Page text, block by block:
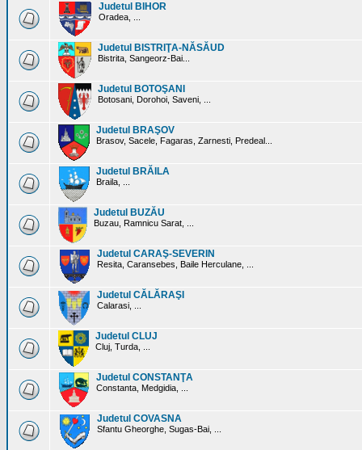
Judetul BIHOR
Oradea, ...
Judetul BISTRIŢA-NĂSĂUD
Bistrita, Sangeorz-Bai...
Judetul BOTOŞANI
Botosani, Dorohoi, Saveni, ...
Judetul BRAŞOV
Brasov, Sacele, Fagaras, Zarnesti, Predeal...
Judetul BRĂILA
Braila, ...
Judetul BUZĂU
Buzau, Ramnicu Sarat, ...
Judetul CARAŞ-SEVERIN
Resita, Caransebes, Baile Herculane, ...
Judetul CĂLĂRAŞI
Calarasi, ...
Judetul CLUJ
Cluj, Turda, ...
Judetul CONSTANŢA
Constanta, Medgidia, ...
Judetul COVASNA
Sfantu Gheorghe, Sugas-Bai, ...